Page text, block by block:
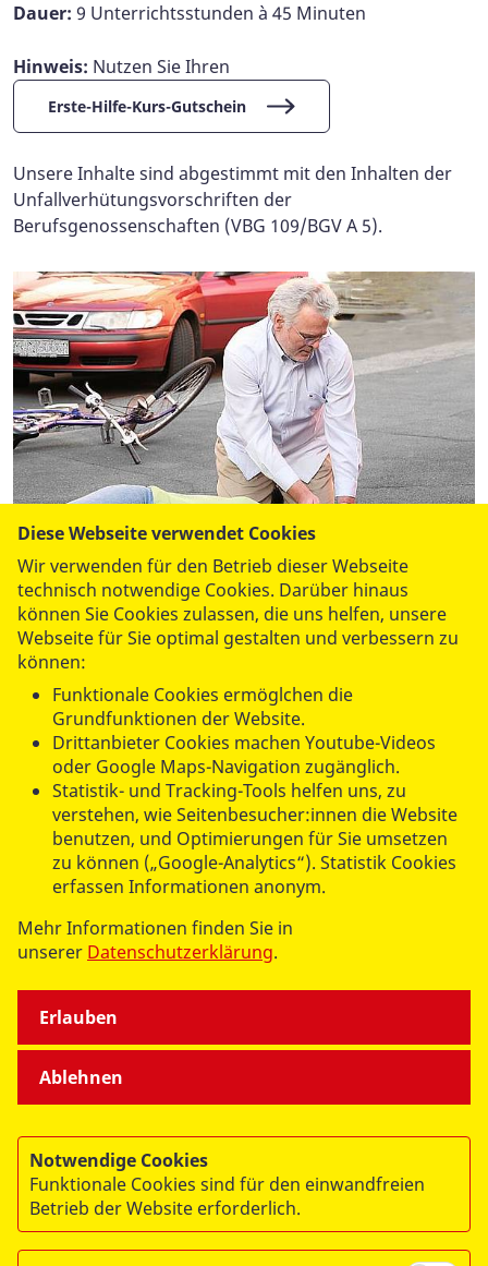
Dauer: 9 Unterrichtsstunden à 45 Minuten
Hinweis: Nutzen Sie Ihren
Erste-Hilfe-Kurs-Gutschein
Unsere Inhalte sind abgestimmt mit den Inhalten der
Unfallverhütungsvorschriften der
Berufsgenossenschaften (VBG 109/BGV A 5).
Wissen, was bei einem Fahrradunfall zu tun ist.
Foto: ASB / P. Nierhoff
Ihr Erste-Hilfe-Grundkurs
vor Ort im Regionalverband
ASB Regionalverband Berlin-Nordost e.V.
ASB Regionalverband Berlin-Südost e.V.
ASB Regionalverband Berlin-Nordwest e.V.
ASB Regionalverband Berlin-Südwest e.V.
© 2026 ASB Berlin
Impressum
Diese Webseite verwendet Cookies
Wir verwenden für den Betrieb dieser Webseite
technisch notwendige Cookies. Darüber hinaus
können Sie Cookies zulassen, die uns helfen, unsere
Webseite für Sie optimal gestalten und verbessern zu
können:
Funktionale Cookies ermöglchen die
Grundfunktionen der Website.
Drittanbieter Cookies machen Youtube-Videos
oder Google Maps-Navigation zugänglich.
Statistik- und Tracking-Tools helfen uns, zu
verstehen, wie Seitenbesucher:innen die Website
benutzen, und Optimierungen für Sie umsetzen
zu können („Google-Analytics“). Statistik Cookies
erfassen Informationen anonym.
Mehr Informationen finden Sie in
unserer Datenschutzerklärung.
Ablehnen
Erlauben
Notwendige Cookies
Funktionale Cookies sind für den einwandfreien
Betrieb der Website erforderlich.